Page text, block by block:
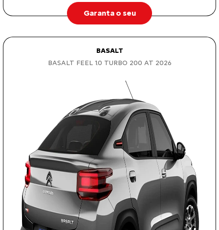
Garanta o seu
BASALT
BASALT FEEL 1.0 TURBO 200 AT 2026